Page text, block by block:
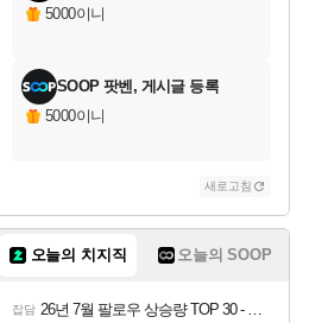
5000이니
SOOP 팟벤, 게시글 등록
5000이니
새로고침
오늘의 치지직 오늘의 SOOP
잡담 26년 7월 팔로우 상승량 TOP 30 - 월간 치지직